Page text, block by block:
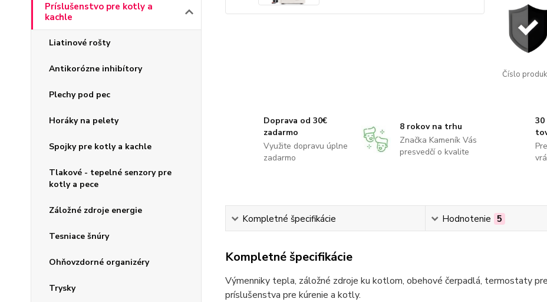
Príslušenstvo pre kotly a
kachle
Liatinové rošty
Antikorózne inhibítory
Plechy pod pec
Horáky na pelety
Spojky pre kotly a kachle
Tlakové - tepelné senzory pre
kotly a pece
Záložné zdroje energie
Tesniace šnúry
Ohňovzdorné organizéry
Trysky
Číslo
Doprava od 30€
zadarmo
Využite dopravu úplne
zadarmo
8 rokov na trhu
Značka Kameník Vás
presvedčí o kvalite
Kompletné špecifikácie Hodnotenie 5
Kompletné špecifikácie
Výmenniky tepla, záložné zdroje ku kotlom, obehové čerpadlá, termostaty
príslušenstva pre kúrenie a kotly.